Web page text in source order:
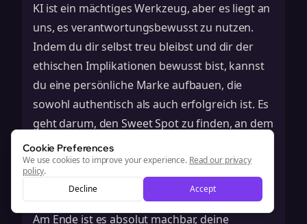
KI ist ein mächtiges Werkzeug, aber es liegt an
uns, es verantwortungsbewusst zu nutzen.
Indem du dir selbst treu bleibst und dir der
ethischen Implikationen bewusst bist, kannst
du eine persönliche Marke aufbauen, die
sowohl authentisch als auch erfolgreich ist. Es
geht darum, den Sweet Spot zu finden, an dem
KI dir hilft, dich aber nicht
als Partnerschaft, nicht als Übernahme. Und
immer, immer, gib allem deine eigene Note.
Wrapping It Up
Am Ende ist es absolut machbar, deine
Cookie Preferences
We use cookies to improve your experience. Read our privacy
policy.
Decline
Accept